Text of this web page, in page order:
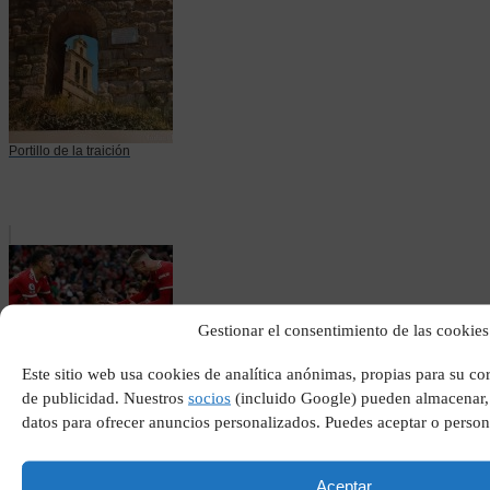
Gestionar el consentimiento de las cookies
Este sitio web usa cookies de analítica anónimas, propias para su
de publicidad. Nuestros socios (incluido Google) pueden
datos para ofrecer anuncios personalizados. Puedes aceptar o
Aceptar
Portillo de la traición
Primera jornada premier
league